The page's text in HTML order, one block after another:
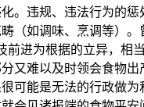
。违规、违法行为的
（如调味、烹调等）
进为根据的立异，
又难以及时领会食物
可能是无法的行政做